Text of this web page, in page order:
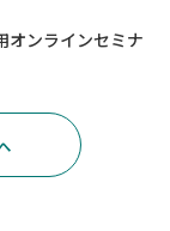
ンラインセミナ